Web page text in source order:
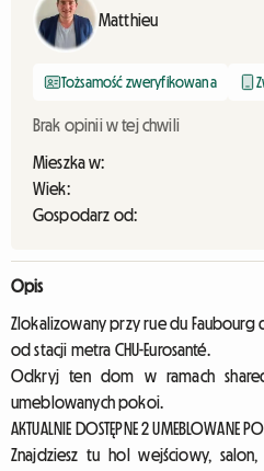
Matthieu
Tożsamość zweryfikowana
Brak opinii w tej chwili
Mieszka w:
Wiek:
Gospodarz od:
Opis
Zlokalizowany przy rue du Faubourg
od stacji metra CHU-Eurosanté.
Odkryj ten dom w ramach
umeblowanych pokoi.
AKTUALNIE DOSTĘPNE 2 UMEBLOWANE
Znajdziesz tu hol wejściowy,